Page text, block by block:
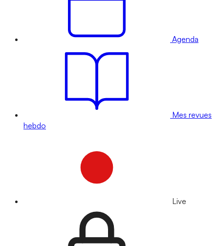
Agenda
Mes revues
hebdo
Live